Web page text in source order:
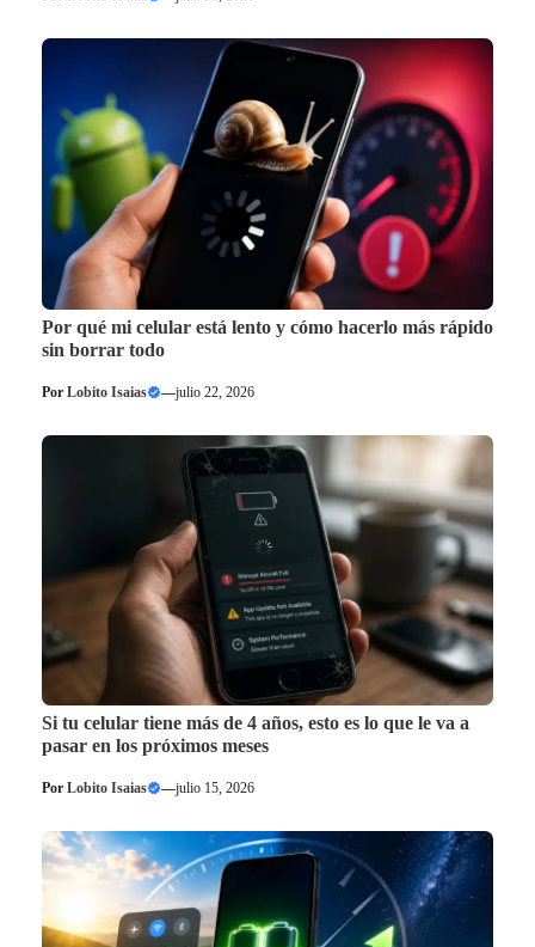
Por qué mi celular está lento y cómo hacerlo más rápido
sin borrar todo
Por Lobito Isaias —julio 22, 2026
Si tu celular tiene más de 4 años, esto es lo que le va a
pasar en los próximos meses
Por Lobito Isaias —julio 15, 2026